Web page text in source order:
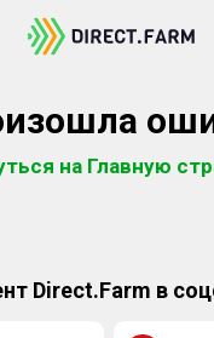
на Главную
Direct.Farm в